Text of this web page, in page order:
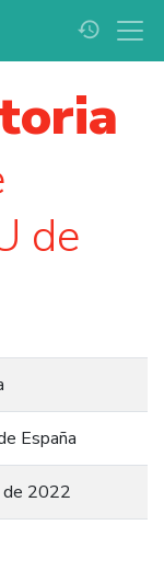
history
de
España
de 2022